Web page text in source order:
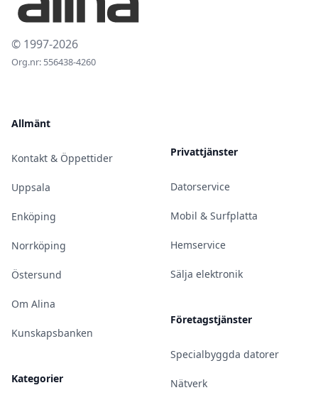
© 1997-2026
Org.nr: 556438-4260
Allmänt
Kontakt & Öppettider
Uppsala
Enköping
Norrköping
Östersund
Om Alina
Kunskapsbanken
Kategorier
Privattjänster
Datorservice
Mobil & Surfplatta
Hemservice
Sälja elektronik
Företagstjänster
Specialbyggda datorer
Nätverk